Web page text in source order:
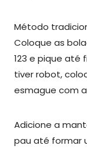
Método
Coloque as
123 e pique até
tiver robot,
esmague com
Adicione a
pau até formar